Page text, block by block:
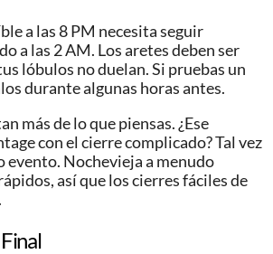
a las 8 PM necesita seguir
a las 2 AM. Los aretes deben ser
lóbulos no duelan. Si pruebas un
durante algunas horas antes.
más de lo que piensas. ¿Ese
con el cierre complicado? Tal vez
evento. Nochevieja a menudo
así que los cierres fáciles de